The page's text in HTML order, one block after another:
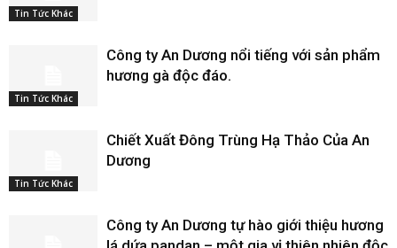
Tin Tức Khác
Tin Tức Khác
Công ty An Dương nổi tiếng với sản phẩm
hương gà độc đáo.
Tin Tức Khác
Chiết Xuất Đông Trùng Hạ Thảo Của An
Dương
Công ty An Dương tự hào giới thiệu hương